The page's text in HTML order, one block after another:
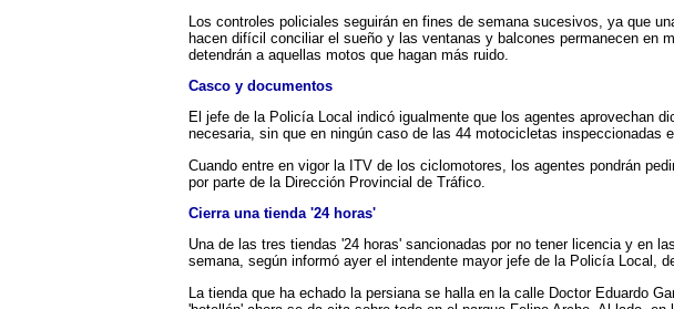
Los controles policiales seguirán en fines de semana sucesivos, ya que
hacen difícil conciliar el sueño y las ventanas y balcones permanecen en
detendrán a aquellas motos que hagan más ruido.
Casco y documentos
El jefe de la Policía Local indicó igualmente que los agentes aprovechan
necesaria, sin que en ningún caso de las 44 motocicletas
Cuando entre en vigor la ITV de los ciclomotores, los agentes pondrán
por parte de la Dirección Provincial de Tráfico.
Cierra una tienda '24 horas'
Una de las tres tiendas '24 horas' sancionadas por no tener licencia y en
semana, según informó ayer el intendente mayor jefe de la Policía Local,
La tienda que ha echado la persiana se halla en la calle Doctor Eduardo